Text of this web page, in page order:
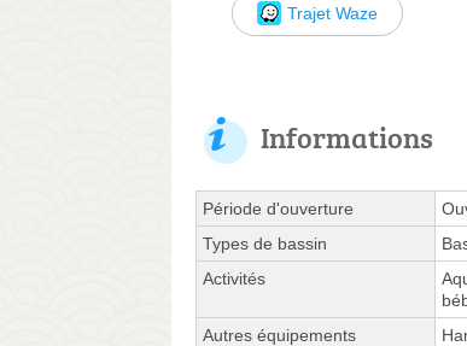
Trajet Waze
Informations
Période d'ouverture
Types de bassin
Activités
Autres équipements